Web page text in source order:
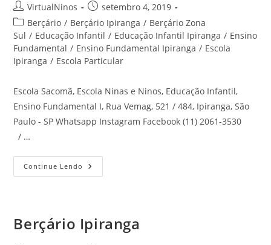
Autor
do
post:
VirtualNinos
Post
publicado:
setembro 4, 2019
Categoria
do
post:
Berçário / Berçário Ipiranga / Berçário Zona
Sul / Educação Infantil / Educação Infantil Ipiranga / Ensino
Fundamental / Ensino Fundamental Ipiranga / Escola
Ipiranga / Escola Particular
Escola Sacomã, Escola Ninas e Ninos, Educação Infantil,
Ensino Fundamental I, Rua Vemag, 521 / 484, Ipiranga, São
Paulo - SP Whatsapp Instagram Facebook (11) 2061-3530
/ …
Continue Lendo Escola
Sacomã
Berçário Ipiranga